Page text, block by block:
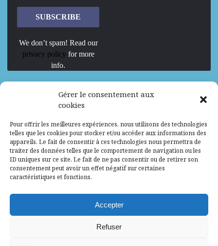
Gérer le consentement aux
cookies
Pour offrir les meilleures expériences, nous utilisons des technologies
telles que les cookies pour stocker et/ou accéder aux informations des
appareils. Le fait de consentir à ces technologies nous permettra de
traiter des données telles que le comportement de navigation ou les
ID uniques sur ce site. Le fait de ne pas consentir ou de retirer son
consentement peut avoir un effet négatif sur certaines
caractéristiques et fonctions.
Accepter
Refuser
We don’t spam! Read our
privacy policy for more
info.
We are Hiring
Mission d’excellence en IA, Machine
Learning et LLM
Abidjan, Côte d'Ivoire ALG Consultant
Research Assistants – Accra
Research Assistants – Lagos
Consultant